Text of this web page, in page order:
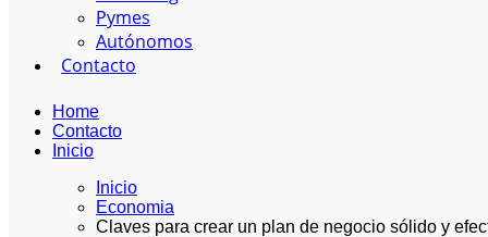
Pymes
Autónomos
Contacto
Home
Contacto
Inicio
Inicio
Economia
Claves para crear un plan de negocio sólido y